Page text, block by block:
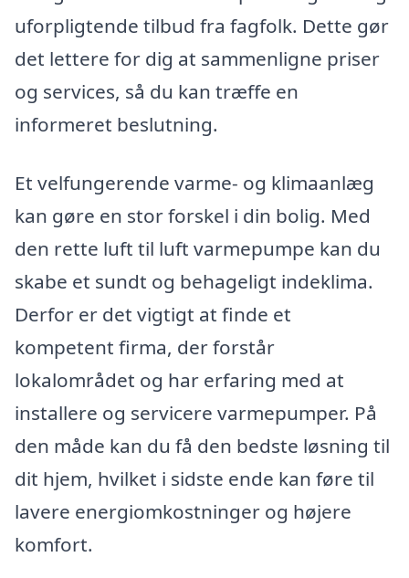
uforpligtende tilbud fra fagfolk. Dette gør
det lettere for dig at sammenligne priser
og services, så du kan træffe en
informeret beslutning.
Et velfungerende varme- og klimaanlæg
kan gøre en stor forskel i din bolig. Med
den rette luft til luft varmepumpe kan du
skabe et sundt og behageligt indeklima.
Derfor er det vigtigt at finde et
kompetent firma, der forstår
lokalområdet og har erfaring med at
installere og servicere varmepumper. På
den måde kan du få den bedste løsning til
dit hjem, hvilket i sidste ende kan føre til
lavere energiomkostninger og højere
komfort.